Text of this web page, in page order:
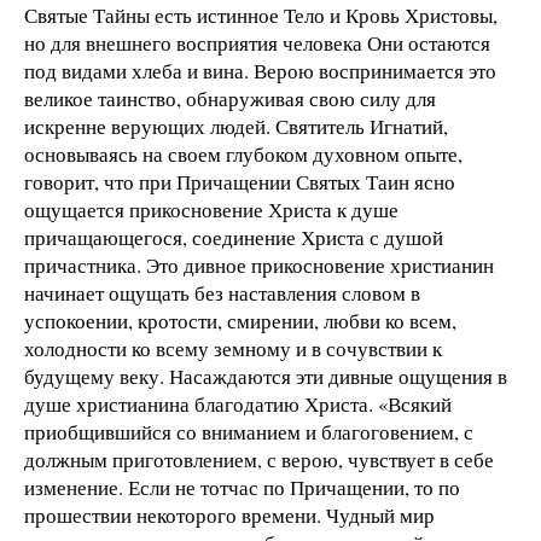
Святые Тайны есть истинное Тело и Кровь Христовы,
но для внешнего восприятия человека Они остаются
под видами хлеба и вина. Верою воспринимается это
великое таинство, обнаруживая свою силу для
искренне верующих людей. Святитель Игнатий,
основываясь на своем глубоком духовном опыте,
говорит, что при Причащении Святых Таин ясно
ощущается прикосновение Христа к душе
причащающегося, соединение Христа с душой
причастника. Это дивное прикосновение христианин
начинает ощущать без наставления словом в
успокоении, кротости, смирении, любви ко всем,
холодности ко всему земному и в сочувствии к
будущему веку. Насаждаются эти дивные ощущения в
душе христианина благодатию Христа. «Всякий
приобщившийся со вниманием и благоговением, с
должным приготовлением, с верою, чувствует в себе
изменение. Если не тотчас по Причащении, то по
прошествии некоторого времени. Чудный мир